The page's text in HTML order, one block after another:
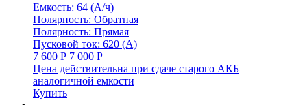
Емкость: 64 (А/ч)
Полярность: Обратная
Полярность: Прямая
Пусковой ток: 620 (А)
7 600Р 7 000 Р
Цена действительна при сдаче старого АКБ
аналогичной емкости
Купить